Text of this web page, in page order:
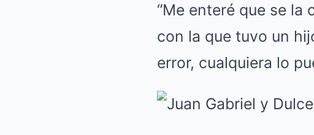
“Me enteré que se la
con la que tuvo un
error, cualquiera lo